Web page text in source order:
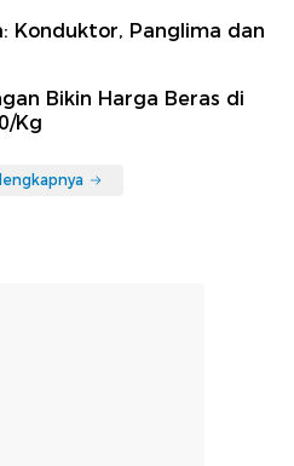
Konduktor, Panglima dan
Bikin Harga Beras di
Kg